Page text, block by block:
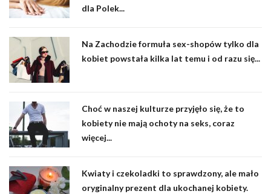
dla Polek...
Na Zachodzie formuła sex-shopów tylko dla
kobiet powstała kilka lat temu i od razu się...
Choć w naszej kulturze przyjęło się, że to
kobiety nie mają ochoty na seks, coraz
więcej...
Kwiaty i czekoladki to sprawdzony, ale mało
oryginalny prezent dla ukochanej kobiety.